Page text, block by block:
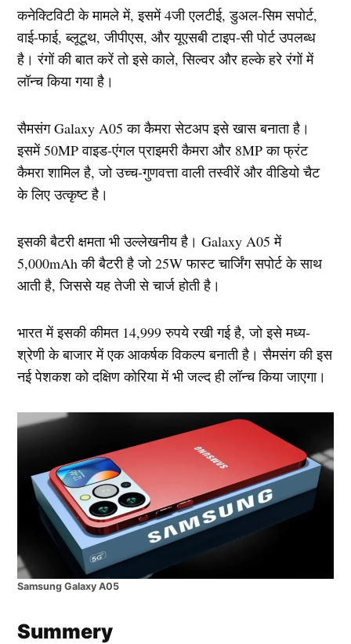
कनेक्टिविटी के मामले में, इसमें 4जी एलटीई, डुअल-सिम सपोर्ट,
वाई-फाई, ब्लूटूथ, जीपीएस, और यूएसबी टाइप-सी पोर्ट उपलब्ध
है। रंगों की बात करें तो इसे काले, सिल्वर और हल्के हरे रंगों में
लॉन्च किया गया है।
सैमसंग Galaxy A05 का कैमरा सेटअप इसे खास बनाता है।
इसमें 50MP वाइड-एंगल प्राइमरी कैमरा और 8MP का फ्रंट
कैमरा शामिल है, जो उच्च-गुणवत्ता वाली तस्वीरें और वीडियो चैट
के लिए उत्कृष्ट है।
इसकी बैटरी क्षमता भी उल्लेखनीय है। Galaxy A05 में
5,000mAh की बैटरी है जो 25W फास्ट चार्जिंग सपोर्ट के साथ
आती है, जिससे यह तेजी से चार्ज होती है।
भारत में इसकी कीमत 14,999 रुपये रखी गई है, जो इसे मध्य-
श्रेणी के बाजार में एक आकर्षक विकल्प बनाती है। सैमसंग की इस
नई पेशकश को दक्षिण कोरिया में भी जल्द ही लॉन्च किया जाएगा।
Samsung Galaxy A05
Summery